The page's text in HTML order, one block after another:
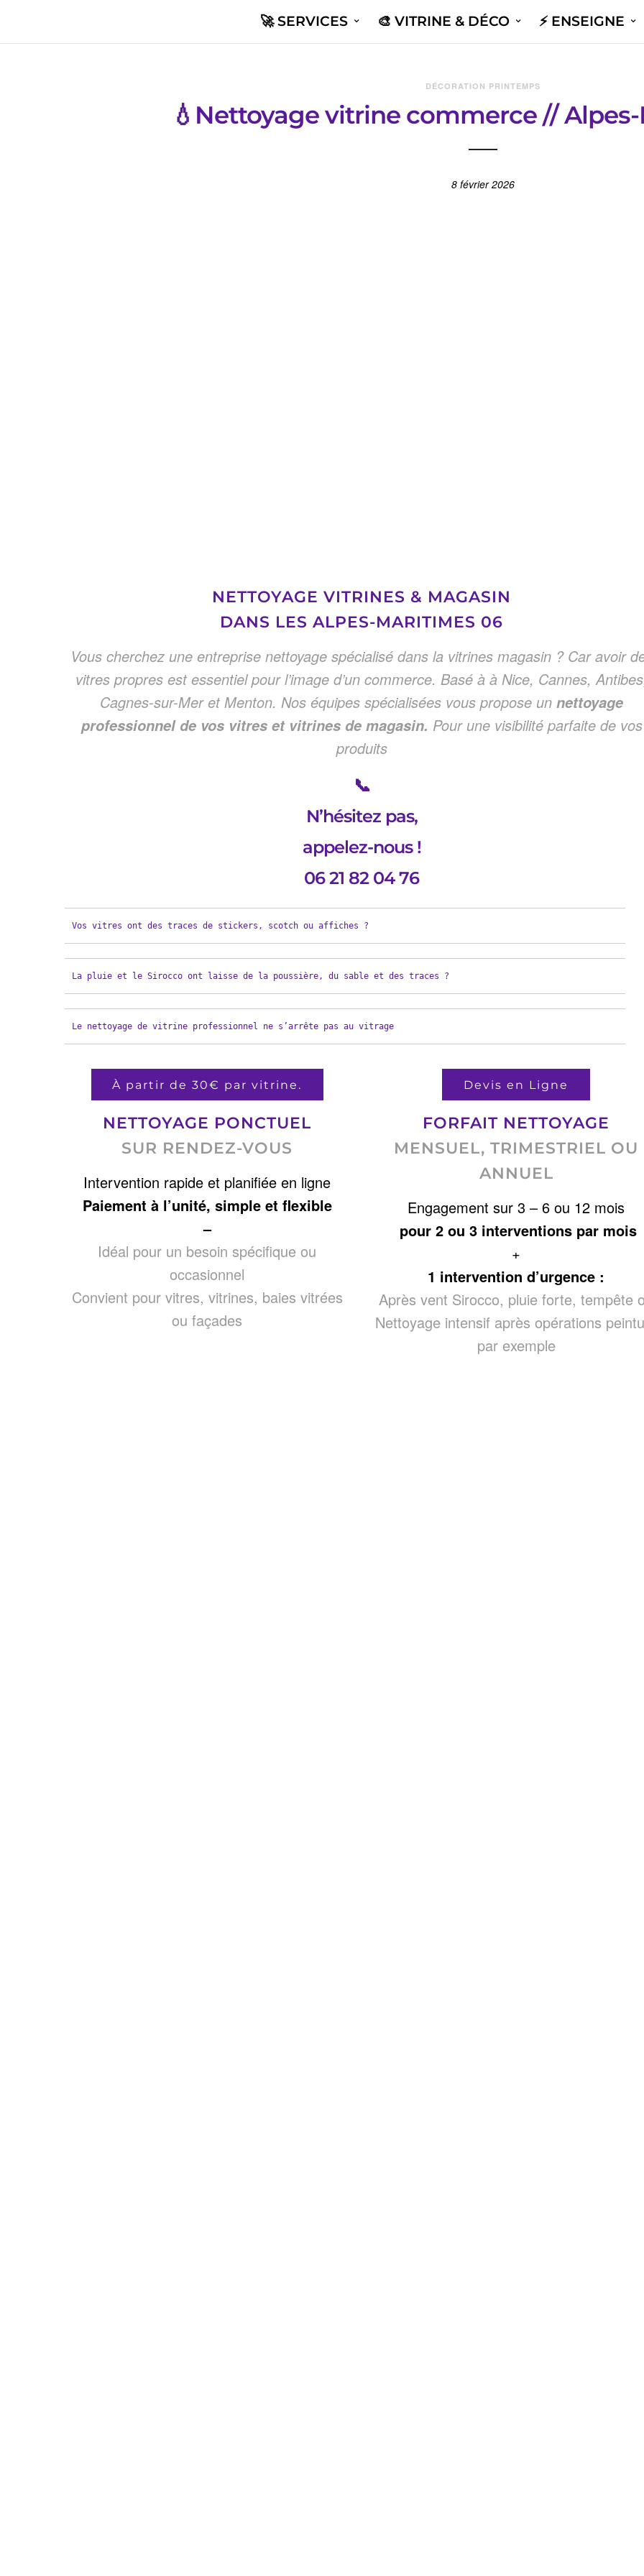
🚀 SERVICES 🎨 VITRINE & DÉCO ⚡️ ENSEIGNE
DÉCORATION PRINTEMPS
💧Nettoyage vitrine commerce //
8 février 2026
NETTOYAGE VITRINES & MAGASIN
DANS LES ALPES-MARITIMES 06
Vous cherchez une entreprise nettoyage spécialisé dans la vitrines magasin ? Car avoir
vitres propres est essentiel pour l’image d’un commerce. Basé à à Nice, Cannes,
Cagnes-sur-Mer et Menton. Nos équipes spécialisées vous propose unnettoyage
professionnel de vos vitres et vitrines de magasin. Pour une visibilité parfaite de vos
produits
📞
N’hésitez pas,
appelez-nous !
06 21 82 04 76
Vos vitres ont des traces de stickers, scotch ou affiches ?
La pluie et le Sirocco ont laisse de la poussière, du sable et des traces ?
Le nettoyage de vitrine professionnel ne s’arrête pas au vitrage
À partir de 30€ par vitrine.
NETTOYAGE PONCTUEL
SUR RENDEZ-VOUS
Intervention rapide et planifiée en ligne
Paiement à l’unité, simple et flexible
–
Idéal pour un besoin spécifique ou
occasionnel
Convient pour vitres, vitrines, baies vitrées
ou façades
Devis en Ligne
FORFAIT NETTOYAGE
MENSUEL, TRIMESTRIEL OU
ANNUEL
Engagement sur 3 – 6 ou 12 mois
pour 2 ou 3 interventions par mois
+
1 intervention d’urgence :
Après vent Sirocco, pluie forte, tempête
Nettoyage intensif après opérations
par exemple